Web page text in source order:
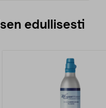
edullisesti